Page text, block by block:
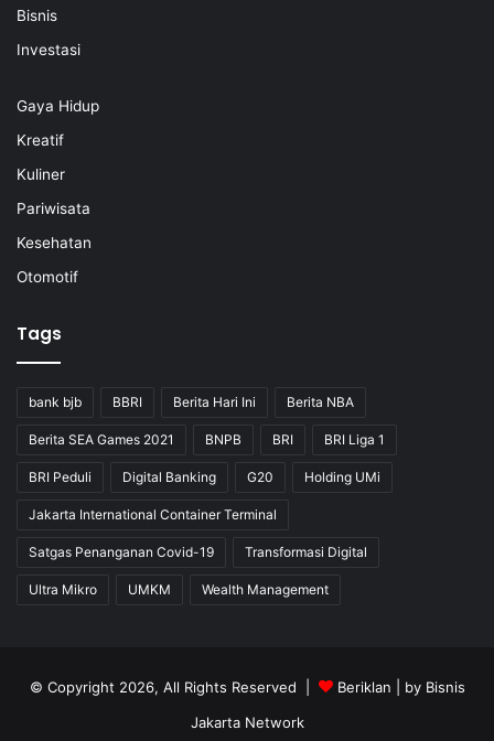
Bisnis
Investasi
Gaya Hidup
Kreatif
Kuliner
Pariwisata
Kesehatan
Otomotif
Tags
bank bjb BBRI Berita Hari Ini Berita NBA
Berita SEA Games 2021 BNPB BRI BRI Liga 1
BRI Peduli Digital Banking G20 Holding UMi
Jakarta International Container Terminal
Satgas Penanganan Covid-19 Transformasi Digital
Ultra Mikro UMKM Wealth Management
© Copyright 2026, All Rights Reserved | Beriklan | by Bisnis
Jakarta Network